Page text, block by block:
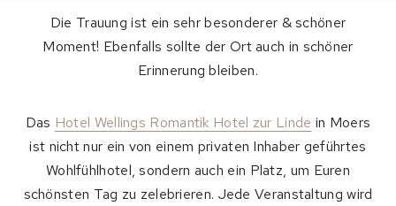
Die Trauung ist ein sehr besonderer & schöner
Moment! Ebenfalls sollte der Ort auch in schöner
Erinnerung bleiben.
Das Hotel Wellings Romantik Hotel zur Linde in Moers
ist nicht nur ein von einem privaten Inhaber geführtes
Wohlfühlhotel, sondern auch ein Platz, um Euren
schönsten Tag zu zelebrieren. Jede Veranstaltung wird